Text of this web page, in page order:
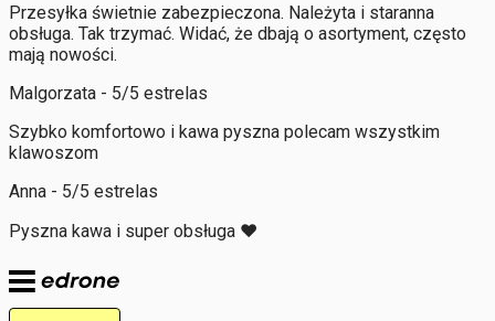
Przesyłka świetnie zabezpieczona. Należyta i staranna
obsługa. Tak trzymać. Widać, że dbają o asortyment, często
mają nowości.
Malgorzata - 5/5 estrelas
Szybko komfortowo i kawa pyszna polecam wszystkim
klawoszom
Anna - 5/5 estrelas
Pyszna kawa i super obsługa ❤️